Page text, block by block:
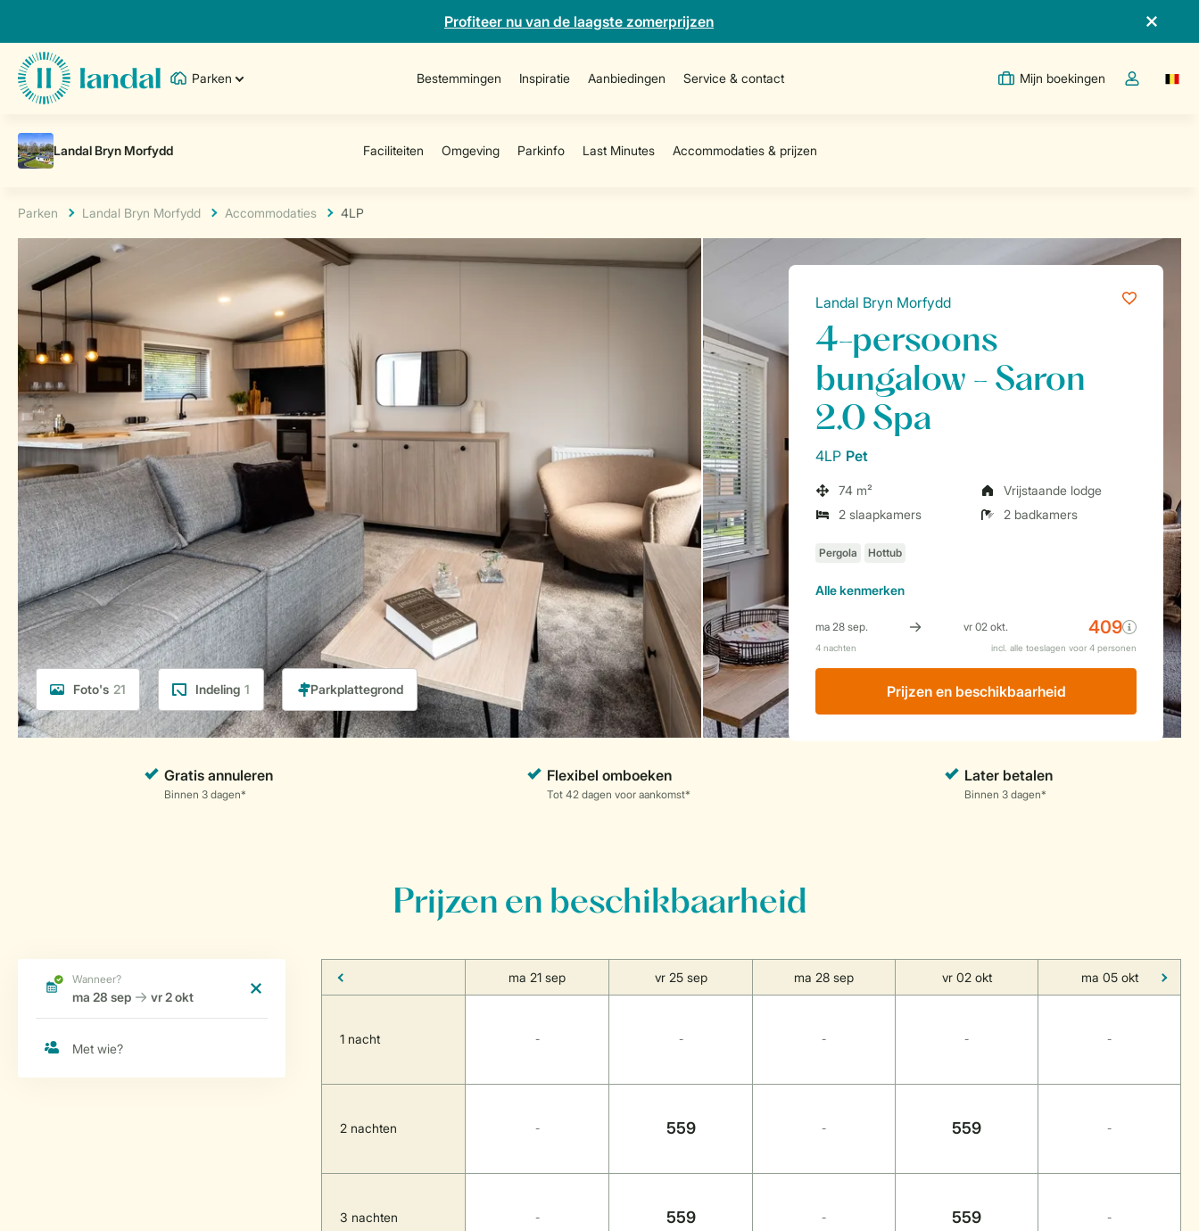
Profiteer nu van de laagste zomerprijzen
Parken Bestemmingen Inspiratie Aanbiedingen Service & contact Mijn boekingen
Open de
Parken Landal Bryn Morfydd Accommodaties 4LP
Foto's 21 Indeling 1
Landal Bryn Morfydd
4-persoons
bungalow - Saron
2.0 Spa
4LP Pet
74 m²
Vrijstaande lodge
2 slaapkamers
2 badkamers
Allekenmerken
Prijzen en beschikbaarheid
Prijzen en beschikbaarheid
ma 21 sep vr 25 sep ma 28 sep vr 02 okt ma 05 okt
1 nacht - - - - -
2 nachten - 559 - 559 -
3 nachten - 559 - 559 -